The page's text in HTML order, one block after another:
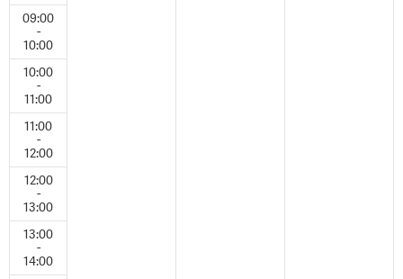
09:00
-
10:00
10:00
-
11:00
11:00
-
12:00
12:00
-
13:00
13:00
-
14:00